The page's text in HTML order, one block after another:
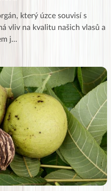
který úzce souvisí s
vliv na kvalitu našich vlasů a
j...